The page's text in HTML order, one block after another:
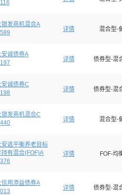
银发商机混合A
详情 混合型-
安诚债券A
详情 债券型-混
安诚债券C
详情 债券型-混
银发商机混合C
详情 混合型-
安选平衡养老目标
持有混合(FOF)A
详情 FOF-均
信用添益债券A
详情 债券型-混